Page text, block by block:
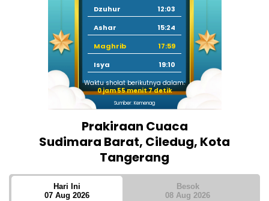
Dzuhur
12:03
Ashar
15:24
Maghrib
17:59
Isya
19:10
Waktu sholat berikutnya dalam:
0 jam 55 menit 6 detik
Sumber: Kemenag
Prakiraan Cuaca
Sudimara Barat, Ciledug, Kota
Tangerang
Hari Ini
07 Aug 2026
Besok
08 Aug 2026